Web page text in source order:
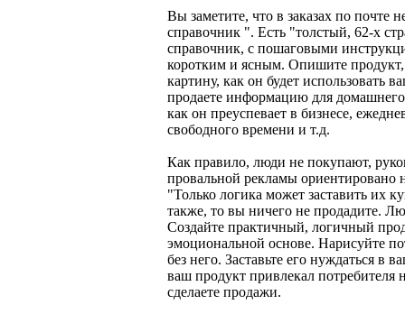
Вы заметите, что в заказах по
справочник ". Есть "толстый, 62-х
справочник, с пошаговыми
коротким и ясным. Опишите
картину, как он будет использовать
продаете информацию для домашнего
как он преуспевает в бизнесе,
свободного времени и т.д.
Как правило, люди не покупают,
провальной рекламы ориентировано
"Только логика может заставить их
также, то вы ничего не продадите.
Создайте практичный, логичный
эмоциональной основе. Нарисуйте
без него. Заставьте его нуждаться в
ваш продукт привлекал
сделаете продажи.